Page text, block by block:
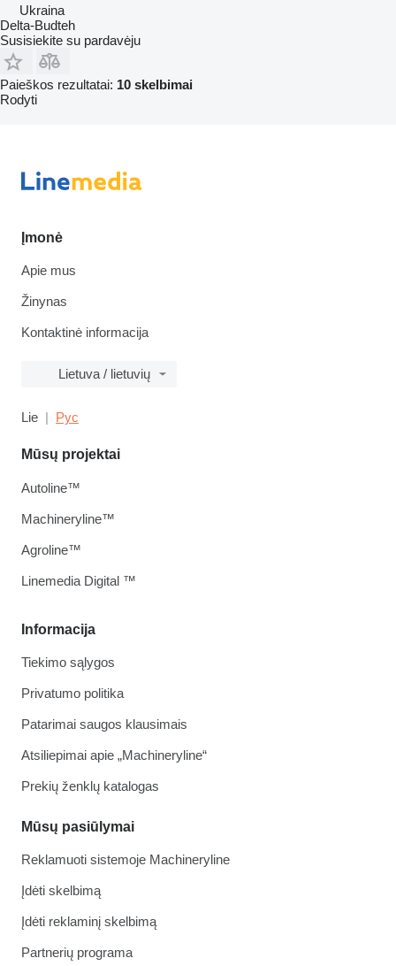
Ukraina
Delta-Budteh
Susisiekite su pardavėju
Paieškos rezultatai: 10 skelbimai
Rodyti
Įmonė
Apie mus
Žinynas
Kontaktinė informacija
Lietuva / lietuvių
Lie Рус
Informacija
Tiekimo sąlygos
Privatumo politika
Patarimai saugos klausimais
Atsiliepimai apie „Machineryline“
Prekių ženklų katalogas
Mūsų pasiūlymai
Reklamuoti sistemoje Machineryline
Įdėti skelbimą
Įdėti reklaminį skelbimą
Partnerių programa
Mūsų projektai
Autoline™
Machineryline™
Agroline™
Linemedia Digital ™